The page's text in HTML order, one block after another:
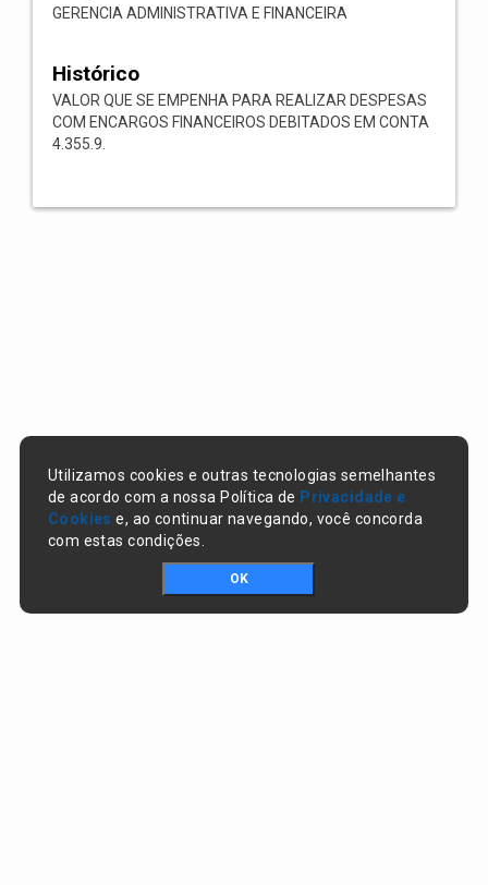
GERENCIA ADMINISTRATIVA E FINANCEIRA
Histórico
VALOR QUE SE EMPENHA PARA REALIZAR DESPESAS
COM ENCARGOS FINANCEIROS DEBITADOS EM CONTA
4.355.9.
Utilizamos cookies e outras tecnologias semelhantes
de acordo com a nossa Política de Privacidade e
Cookies e, ao continuar navegando, você concorda
com estas condições.
OK